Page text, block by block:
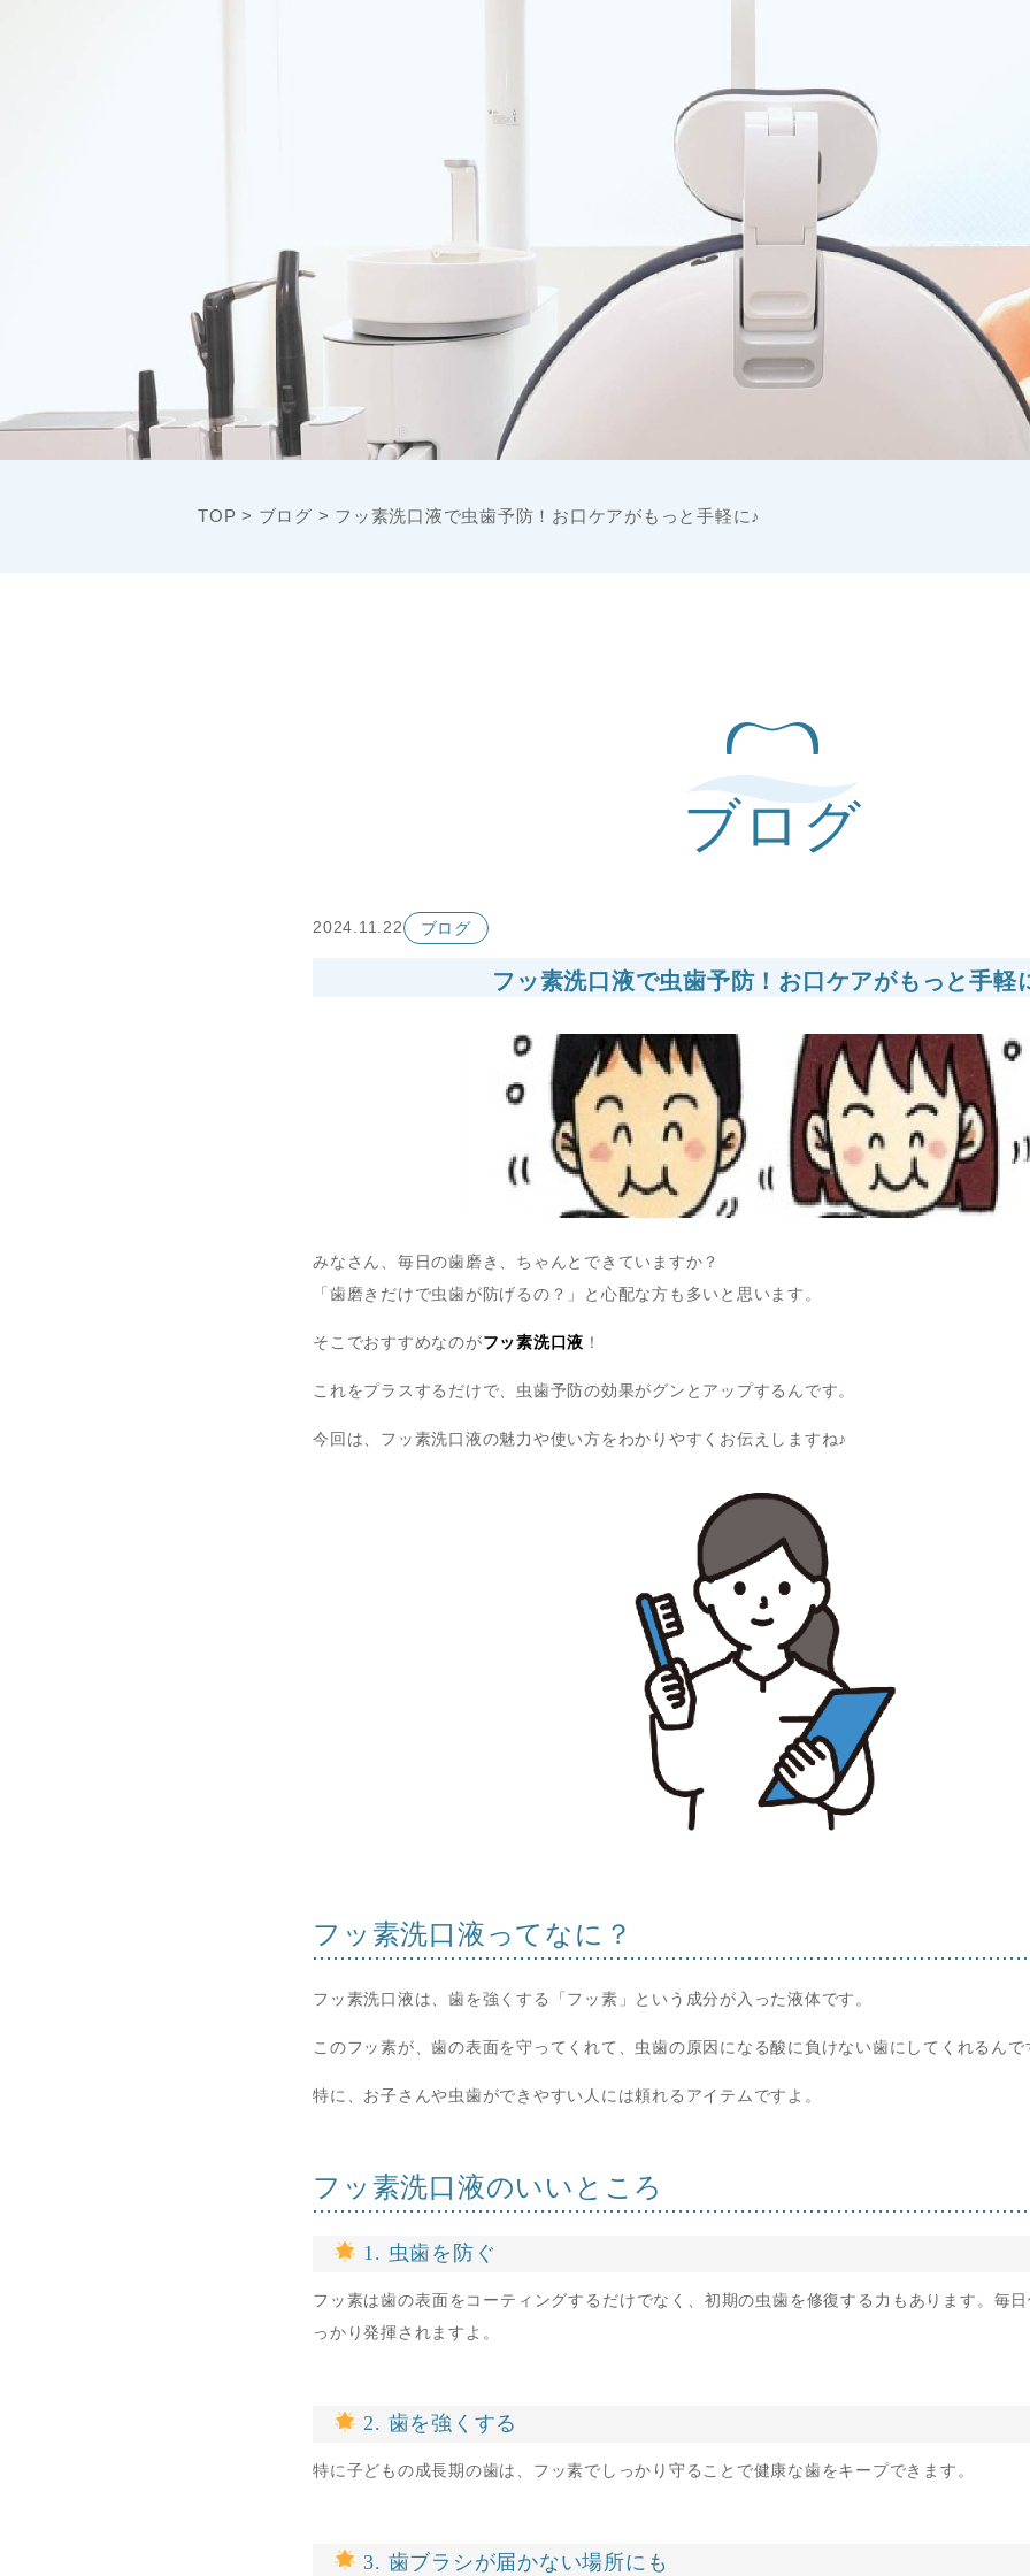
TOP > ブログ > フッ素洗口液で虫歯予防！お口ケアがもっと手軽に♪
ブログ
2024.11.22 ブログ
フッ素洗口液で虫歯予防！お口ケアがもっと手軽
みなさん、毎日の歯磨き、ちゃんとできていますか？
「歯磨きだけで虫歯が防げるの？」と心配な方も多いと思います。
そこでおすすめなのがフッ素洗口液 ！
これをプラスするだけで、虫歯予防の効果がグンとアップするんです。
今回は、フッ素洗口液の魅力や使い方をわかりやすくお伝えしますね♪
フッ素洗口液ってなに？
フッ素洗口液は、歯を強くする「フッ素」という成分が入った液体です。
このフッ素が、歯の表面を守ってくれて、虫歯の原因になる酸に負けない歯にしてくれるんで
特に、お子さんや虫歯ができやすい人には頼れるアイテムですよ。
フッ素洗口液のいいところ
1. 虫歯を防ぐ
フッ素は歯の表面をコーティングするだけでなく、初期の虫歯を修復する力もあります。毎
っかり発揮されますよ。
2. 歯を強くする
特に子どもの成長期の歯は、フッ素でしっかり守ることで健康な歯をキープできます。
3. 歯ブラシが届かない場所にも